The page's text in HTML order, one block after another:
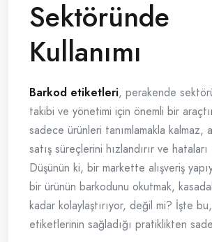
Sektöründe
Kullanımı
Barkod etiketleri, perakende
takibi ve yönetimi için önemli bir
sadece ürünleri tanımlamakla kalmaz,
satış süreçlerini hızlandırır ve hataları
Düşünün ki, bir markette alışveriş
bir ürünün barkodunu okutmak,
kadar kolaylaştırıyor, değil mi? İşte
etiketlerinin sağladığı pratiklikten